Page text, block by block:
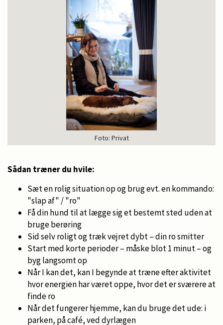
Foto: Privat
Sådan træner du hvile:
Sæt en rolig situation op og brug evt. en kommando:
"slap af" / "ro"
Få din hund til at lægge sig et bestemt sted uden at
bruge berøring
Sid selv roligt og træk vejret dybt – din ro smitter
Start med korte perioder – måske blot 1 minut – og
byg langsomt op
Når I kan det, kan I begynde at træne efter aktivitet
hvor energien har været oppe, hvor det er sværere at
finde ro
Når det fungerer hjemme, kan du bruge det ude: i
parken, på café, ved dyrlægen